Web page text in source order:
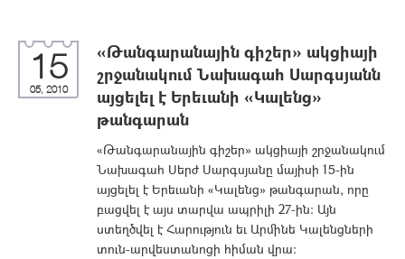
15
05, 2010
«Թանգարանային գիշեր» ակցիայի
շրջանակում Նախագահ Սարգսյանն
այցելել է Երեւանի «Կալենց»
թանգարան
«Թանգարանային գիշեր» ակցիայի շրջանակում
Նախագահ Սերժ Սարգսյանը մայիսի 15-ին
այցելել է Երեւանի «Կալենց» թանգարան, որը
բացվել է այս տարվա ապրիլի 27-ին: Այն
ստեղծվել է Հարություն եւ Արմինե Կալենցների
տուն-արվեստանոցի հիման վրա: